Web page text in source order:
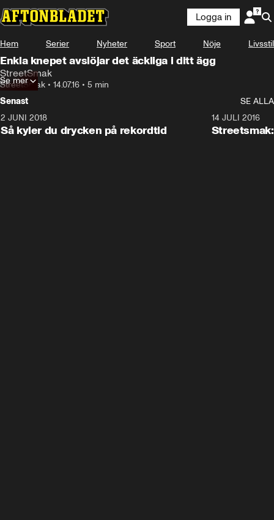
Logga in
Hem Serier Nyheter Sport Nöje Livsstil
Enkla knepet avslöjar det äckliga i ditt ägg
StreetSmak
StreetSmak • 14.07.16 • 5 min
Se mer
Senast
SE ALLA
2 JUNI 2018
Så kyler du drycken på rekordtid
14 JULI 2016